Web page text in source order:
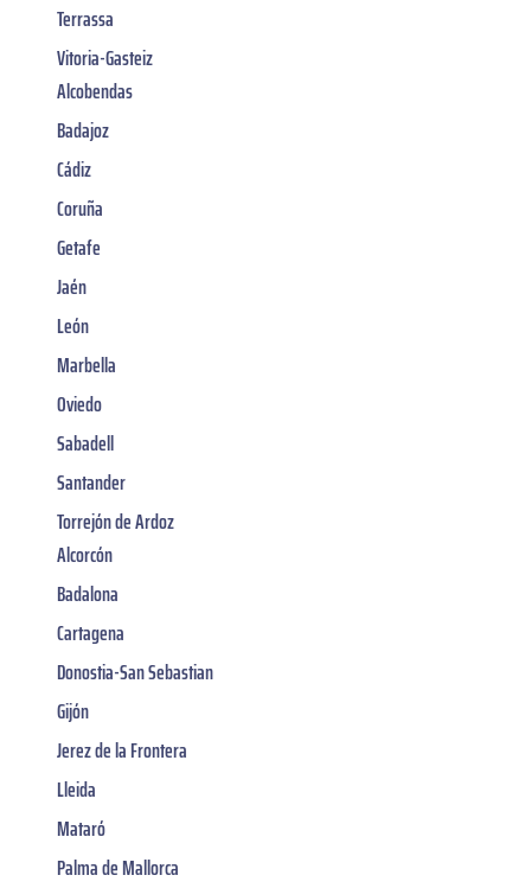
Terrassa
Vitoria-Gasteiz
Alcobendas
Badajoz
Cádiz
Coruña
Getafe
Jaén
León
Marbella
Oviedo
Sabadell
Santander
Torrejón de Ardoz
Alcorcón
Badalona
Cartagena
Donostia-San Sebastian
Gijón
Jerez de la Frontera
Lleida
Mataró
Palma de Mallorca